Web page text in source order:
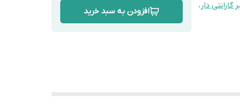
گارانتی دار ،
افزودن به سبد خرید